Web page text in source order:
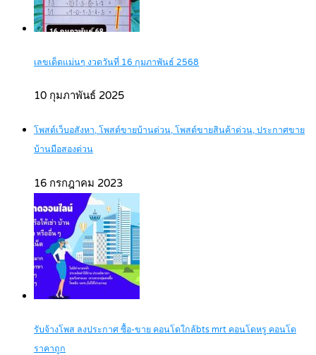
เลขเด็ดแม่นๆ งวดวันที่ 16 กุมภาพันธ์ 2568
10 กุมภาพันธ์ 2025
โพสต์เว็บอสังหา, โพสต์ขายบ้านด่วน, โพสต์ขายสินค้าด่วน, ประกาศขาย
บ้านมือสองด่วน
16 กรกฎาคม 2023
รับจ้างโพส ลงประกาศ ซื้อ-ขาย คอนโดใกล้bts mrt คอนโดหรู คอนโด
ราคาถูก